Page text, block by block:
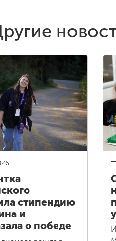
стипендию
и
о победе